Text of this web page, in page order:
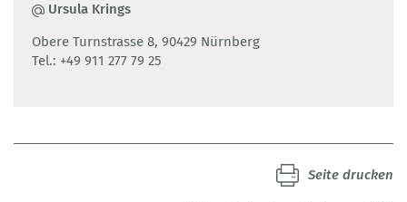
Ursula Krings
Obere Turnstrasse 8, 90429 Nürnberg
Tel.: +49 911 277 79 25
Seite drucken